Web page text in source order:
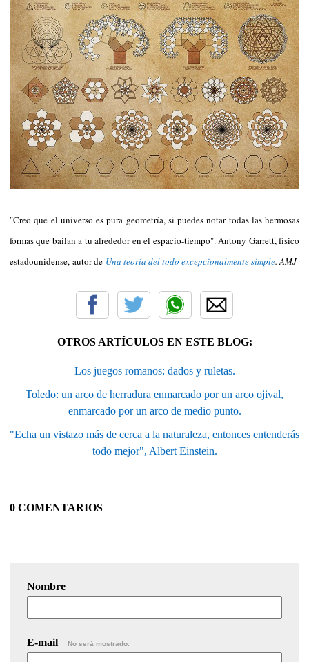
"Creo que el universo es pura geometría, si puedes notar todas las hermosas
formas que bailan a tu alrededor en el espacio-tiempo". Antony Garrett, físico
estadounidense, autor de Una teoría del todo excepcionalmente simple. AMJ
OTROS ARTÍCULOS EN ESTE BLOG:
Los juegos romanos: dados y ruletas.
Toledo: un arco de herradura enmarcado por un arco ojival,
enmarcado por un arco de medio punto.
"Echa un vistazo más de cerca a la naturaleza, entonces entenderás
todo mejor", Albert Einstein.
0 COMENTARIOS
Nombre
E-mail No será mostrado.